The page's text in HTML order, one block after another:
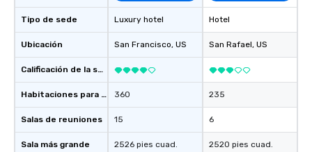
Tipo de sede
Ubicación
Calificación de la sede
Habitaciones para huéspedes
Salas de reuniones
Sala más grande
Luxury hotel
San Francisco, US
360
15
2526 pies cuad.
Hotel
San Rafael, US
235
6
2520 pies cuad.